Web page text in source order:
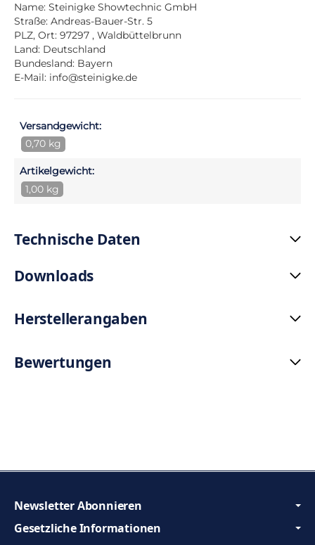
Name: Steinigke Showtechnic GmbH
Straße: Andreas-Bauer-Str. 5
PLZ, Ort: 97297 , Waldbüttelbrunn
Land: Deutschland
Bundesland: Bayern
E-Mail: info@steinigke.de
Versandgewicht:
0,70 kg
Artikelgewicht:
1,00 kg
Technische Daten
Downloads
Herstellerangaben
Bewertungen
Gesetzliche Informationen
Newsletter Abonnieren